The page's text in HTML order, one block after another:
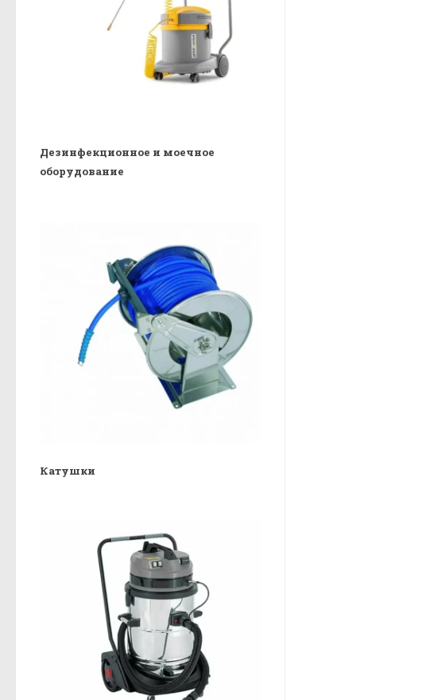
Дезинфекционное и моечное
оборудование
Катушки